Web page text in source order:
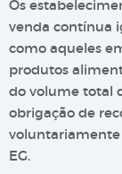
Os
venda contínua
como aqueles
produtos
do volume total
obrigação de
voluntariamente
EG.